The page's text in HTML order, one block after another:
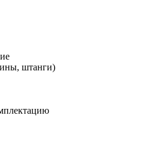
штанги)